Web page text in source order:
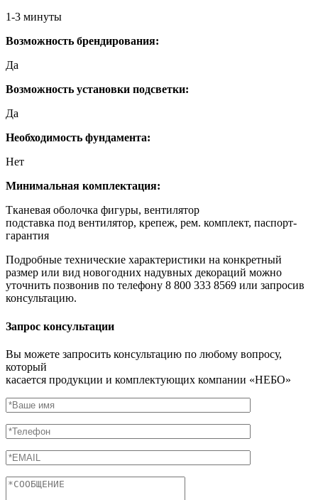
1-3 минуты
Возможность брендирования:
Да
Возможность установки подсветки:
Да
Необходимость фундамента:
Нет
Минимальная комплектация:
Тканевая оболочка фигуры, вентилятор
подставка под вентилятор, крепеж, рем. комплект, паспорт-
гарантия
Подробные технические характеристики на конкретный
размер или вид новогодних надувных декораций можно
уточнить позвонив по телефону 8 800 333 8569 или запросив
консультацию.
Запрос консультации
Вы можете запросить консультацию по любому вопросу,
который
касается продукции и комплектующих компании «НЕБО»